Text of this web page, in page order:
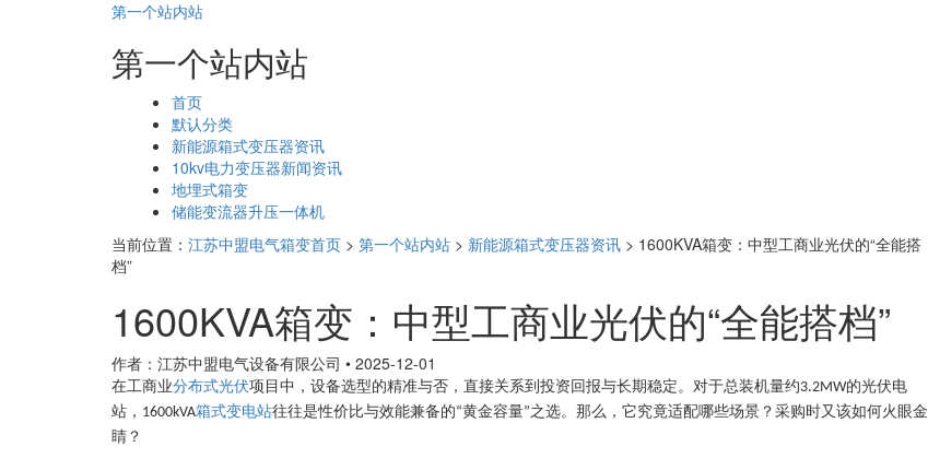
第一个站内站
第一个站内站
首页
默认分类
新能源箱式变压器资讯
10kv电力变压器新闻资讯
地埋式箱变
储能变流器升压一体机
当前位置： 江苏中盟电气箱变首页 > 第一个站内站 > 新能源箱式变压器资讯 > 1600KVA箱变：中型工商业光伏的“全能搭
档”
1600KVA箱变：中型工商业光伏的“全能搭档”
作者：江苏中盟电气设备有限公司 • 2025-12-01
在工商业分布式光伏项目中，设备选型的精准与否，直接关系到投资回报与长期稳定。对于总装机量约3.2MW的光伏电
站， 1600kVA箱式变电站往往是性价比与效能兼备的“黄金容量”之选。那么，它究竟适配哪些场景？采购时又该如何火眼金
睛？